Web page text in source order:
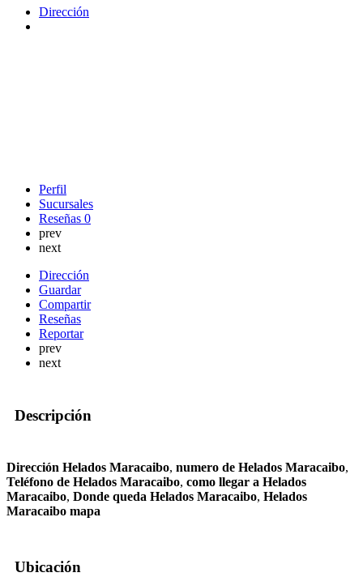
Dirección
Perfil
Sucursales
Reseñas 0
prev
next
Dirección
Guardar
Compartir
Reseñas
Reportar
prev
next
Descripción
Dirección Helados Maracaibo, numero de Helados Maracaibo,
Teléfono de Helados Maracaibo, como llegar a Helados
Maracaibo, Donde queda Helados Maracaibo, Helados
Maracaibo mapa
Ubicación